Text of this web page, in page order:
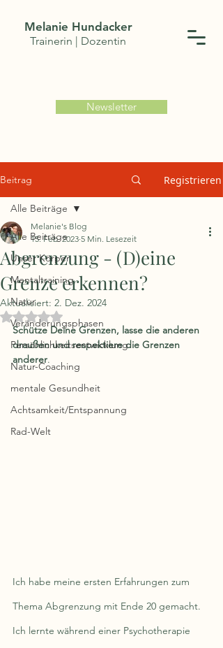
Melanie Hundacker
Trainerin | Dozentin
Newsletter
Beitrag Registrieren
Alle Beiträge
Unser Körper
Mentaltraining
Natur
Veränderungsphasen
Persönlichkeitsentwicklung
Natur-Coaching
mentale Gesundheit
Achtsamkeit/Entspannung
Rad-Welt
Alle Beiträge
Abgrenzung - (D)eine
Grenze erkennen?
Melanie's Blog
15. Feb. 2023 5 Min. Lesezeit
Aktualisiert: 2. Dez. 2024
Mit NaN von 5 Sternen bewertet.
Schütze Deine Grenzen, lasse die anderen
draußen und respektiere die Grenzen
anderer.
Ich habe meine ersten Erfahrungen zum
Thema Abgrenzung mit Ende 20 gemacht.
Ich lernte während einer Psychotherapie